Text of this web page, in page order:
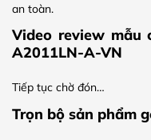
an toàn.
Video review mẫu
A2011LN-A-VN
Tiếp tục chờ đón…
Trọn bộ sản phẩm